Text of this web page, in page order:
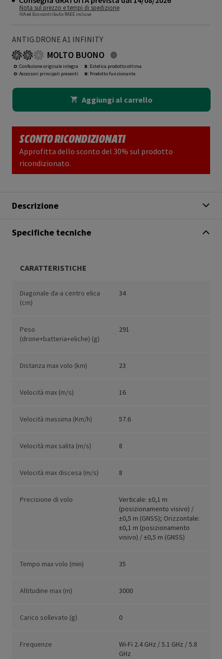
Nota sul prezzo e tempi di spedizione
IVA ed Eco-contributo RAEE incluse
ANTIG.DRONE A1 INFINITY
MOLTO BUONO
O: Confezione originale integra
O: Accessori principali presenti
B: Estetica prodotto ottima
N: Prodotto funzionante
Aggiungi al carrello
SCONTO RICONDIZIONATI
Approfitta dello sconto del 30% sul prodotto
ricondizionato.
Descrizione
Specifiche tecniche
CARATTERISTICHE
Diagonale da-a centro elica
(cm)
34
Peso
(drone+batteria+eliche) (g)
291
Distanza max volo (km) 23
Velocità max (m/s) 16
Velocità massima (Km/h) 57.6
Velocità max salita (m/s) 8
Velocità max discesa (m/s) 8
Precisione di volo
Verticale: ±0,1 m
(posizionamento visivo) /
±0,5 m (GNSS); Orizzontale:
±0,1 m (posizionamento
visivo) / ±0,5 m (GNSS)
Tempo max volo (min) 35
Altitudine max (m) 3000
Carico sollevato (g) 0
Frequenze
Wi-Fi 2.4 GHz / 5.1 GHz / 5.8
GHz